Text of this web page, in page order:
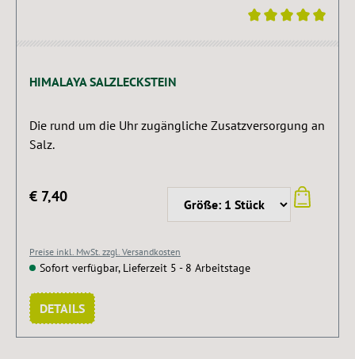
HIMALAYA SALZLECKSTEIN
Die rund um die Uhr zugängliche Zusatzversorgung an
Salz.
€ 7,40
Preise inkl. MwSt. zzgl. Versandkosten
Sofort verfügbar, Lieferzeit 5 - 8 Arbeitstage
DETAILS